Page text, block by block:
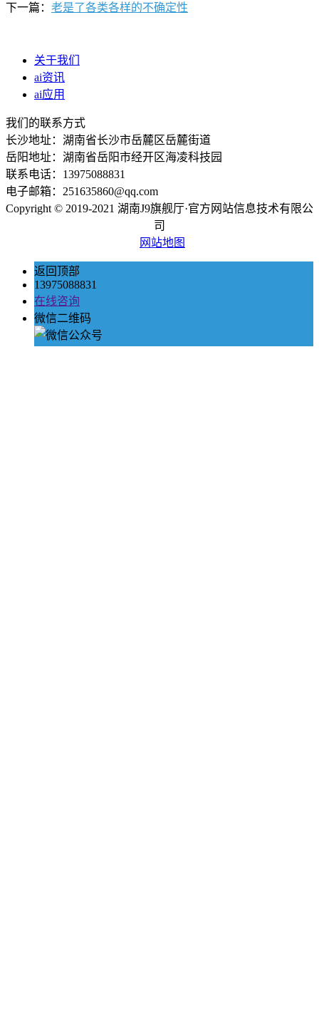
下一篇： 老是了各类各样的不确定性
关于我们
ai资讯
ai应用
我们的联系方式
长沙地址：湖南省长沙市岳麓区岳麓街道
岳阳地址：湖南省岳阳市经开区海凌科技园
联系电话：13975088831
电子邮箱：251635860@qq.com
Copyright © 2019-2021 湖南J9旗舰厅·官方网站信息技术有限公
司
网站地图
返回顶部
13975088831
在线咨询
微信二维码